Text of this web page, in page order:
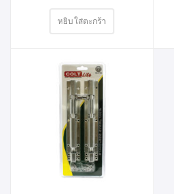
หยิบใส่ตะกร้า
รายการ
สินค้าที่
ชอบ